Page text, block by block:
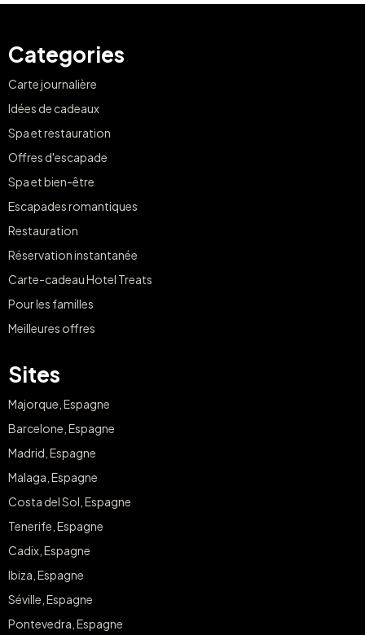
Categories
Carte journalière
Idées de cadeaux
Spa et restauration
Offres d'escapade
Spa et bien-être
Escapades romantiques
Restauration
Réservation instantanée
Carte-cadeau Hotel Treats
Pour les familles
Meilleures offres
Sites
Majorque, Espagne
Barcelone, Espagne
Madrid, Espagne
Malaga, Espagne
Costa del Sol, Espagne
Tenerife, Espagne
Cadix, Espagne
Ibiza, Espagne
Séville, Espagne
Pontevedra, Espagne